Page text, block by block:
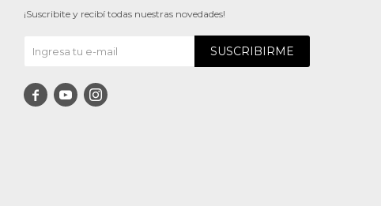
¡Suscribite y recibí todas nuestras novedades!
SUSCRIBIRME
  